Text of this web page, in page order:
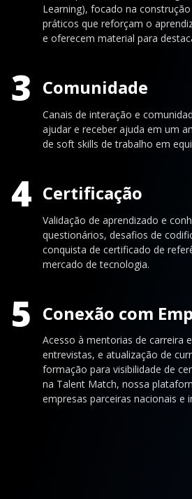
Learning), focado na
práticos que reforçam o
e oferecem material para
3 Comunidade
Canais de interação e
ajudar e receber ajuda em um
de soft skills de trabalho em
4 Certificação
Validação de aprendizado e
questionários, desafios de
conquista de certificado de
mercado de tecnologia.
5 Conexão com
Acesso à mentorias de carreira
entrevistas, e atualização de
formação para visibilidade de
na Talent Match, nossa
empresas parceiras nacionais e